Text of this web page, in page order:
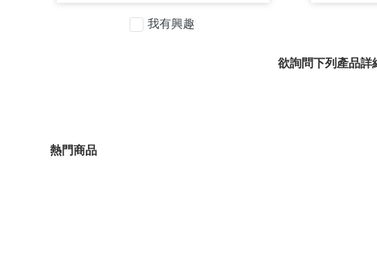
我有興趣
欲詢問下列產品詳
熱門商品